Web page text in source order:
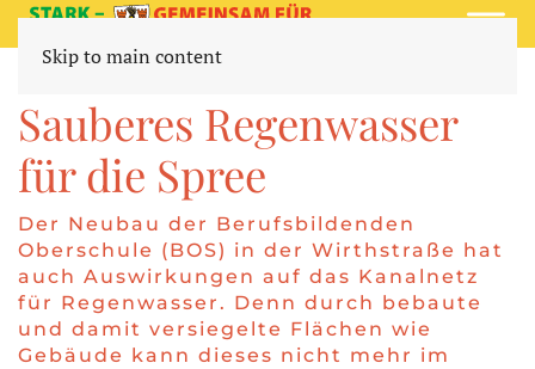
Skip to main content
Sauberes Regenwasser
für die Spree
Der Neubau der Berufsbildenden
Oberschule (BOS) in der Wirthstraße hat
auch Auswirkungen auf das Kanalnetz
für Regenwasser. Denn durch bebaute
und damit versiegelte Flächen wie
Gebäude kann dieses nicht mehr im